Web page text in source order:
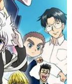
意方可使用
本公司不負相關責
戶狀況，依本公司即
本公司將視審查結果
現惡意使用之情形，
採取法律行動。